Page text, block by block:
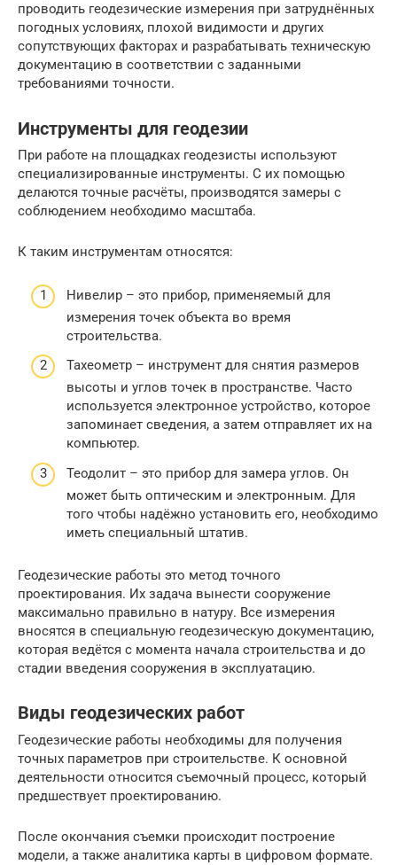
проводить геодезические измерения при затруднённых
погодных условиях, плохой видимости и других
сопутствующих факторах и разрабатывать техническую
документацию в соответствии с заданными
требованиями точности.
Инструменты для геодезии
При работе на площадках геодезисты используют
специализированные инструменты. С их помощью
делаются точные расчёты, производятся замеры с
соблюдением необходимо масштаба.
К таким инструментам относятся:
Нивелир – это прибор, применяемый для
измерения точек объекта во время
строительства.
Тахеометр – инструмент для снятия размеров
высоты и углов точек в пространстве. Часто
используется электронное устройство, которое
запоминает сведения, а затем отправляет их на
компьютер.
Теодолит – это прибор для замера углов. Он
может быть оптическим и электронным. Для
того чтобы надёжно установить его, необходимо
иметь специальный штатив.
Геодезические работы это метод точного
проектирования. Их задача вынести сооружение
максимально правильно в натуру. Все измерения
вносятся в специальную геодезическую документацию,
которая ведётся с момента начала строительства и до
стадии введения сооружения в эксплуатацию.
Виды геодезических работ
Геодезические работы необходимы для получения
точных параметров при строительстве. К основной
деятельности относится съемочный процесс, который
предшествует проектированию.
После окончания съемки происходит построение
модели, а также аналитика карты в цифровом формате.